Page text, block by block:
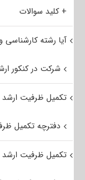
+ کلید سوالات
آیا رشته کارشناسی
شرکت در کنکور
تکمیل ظرفیت ارشد ۱۴۰۳
دفترچه تکمیل
تکمیل ظرفیت ارشد آزاد